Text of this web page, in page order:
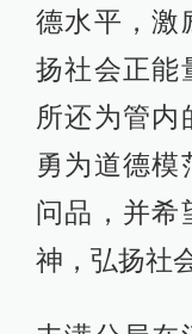
德水平，激
扬社会正能
所还为管内
勇为道德模
问品，并希
神，弘扬社